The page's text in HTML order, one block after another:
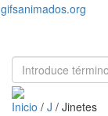
gifsanimados.org
Inicio / J / Jinetes